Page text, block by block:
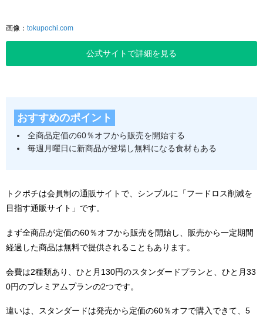
画像： tokupochi.com
公式サイトで詳細を見る
おすすめのポイント
全商品定価の60％オフから販売を開始する
毎週月曜日に新商品が登場し無料になる食材もある
トクポチは会員制の通販サイトで、シンプルに「フードロス削減を
目指す通販サイト」です。
まず全商品が定価の60％オフから販売を開始し、販売から一定期間
経過した商品は無料で提供されることもあります。
会費は2種類あり、ひと月130円のスタンダードプランと、ひと月33
0円のプレミアムプランの2つです。
違いは、スタンダードは発売から定価の60％オフで購入できて、5